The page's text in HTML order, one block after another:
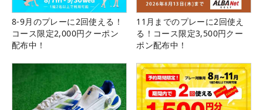
8-9月のプレーに2回使える！
コース限定2,000円クーポン
配布中！
11月までのプレーに2回使え
る！コース限定3,500円クー
ポン配布中！